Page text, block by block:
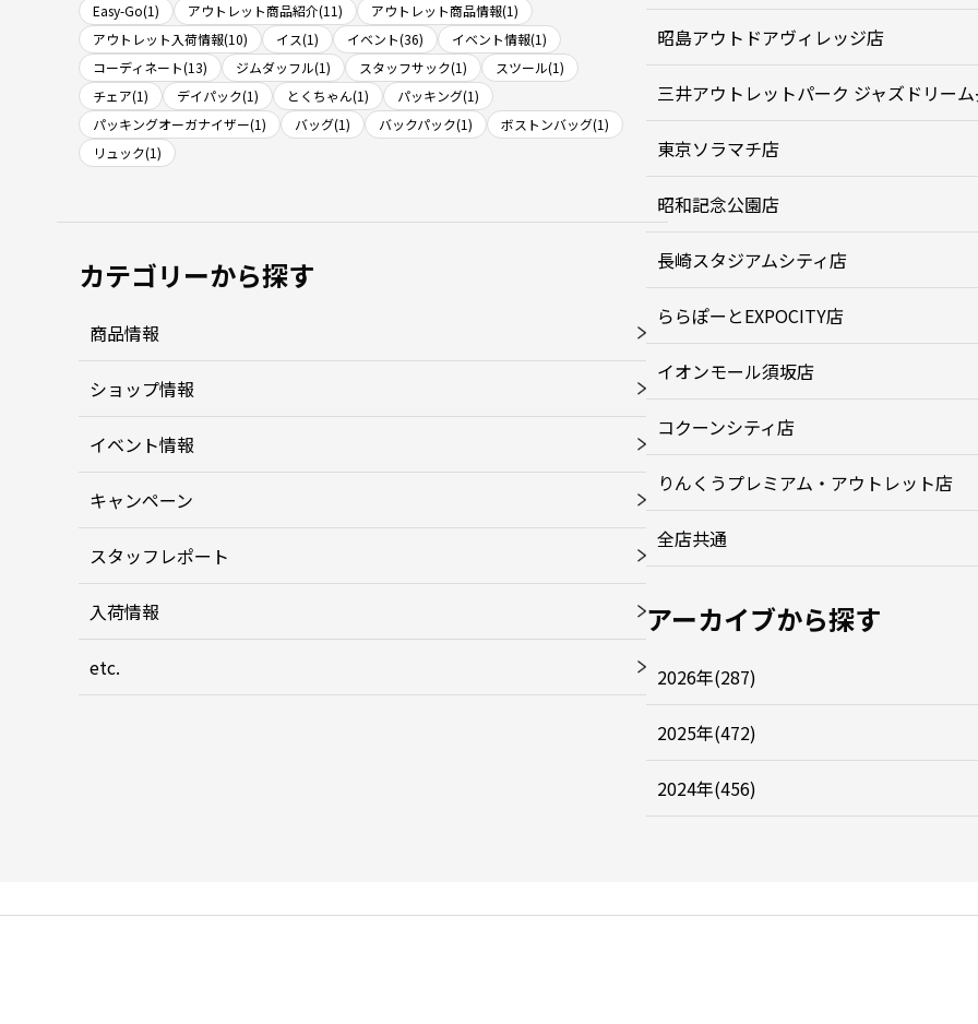
Easy-Go(1) アウトレット商品紹介(11)
アウトレット商品情報(1)
アウトレット入荷情報(10)
イス(1) イベント(36)
イベント情報(1)
コーディネート(13)
ジムダッフル(1) スタッフサック(1)
スツール(1)
チェア(1)
デイパック(1) とくちゃん(1)
パッキング(1)
パッキングオーガナイザー(1)
バッグ(1) バックパック(1)
ボストンバッグ(1)
リュック(1)
カテゴリーから探す
商品情報
ショップ情報
イベント情報
キャンペーン
スタッフレポート
入荷情報
etc.
昭島アウトドアヴィレッジ店
三井アウトレットパーク ジャズドリー
東京ソラマチ店
昭和記念公園店
長崎スタジアムシティ店
ららぽーとEXPOCITY店
イオンモール須坂店
コクーンシティ店
りんくうプレミアム・アウトレット店
全店共通
アーカイブから探す
2026年(287)
2025年(472)
2024年(456)